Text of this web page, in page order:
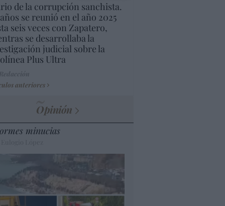
de la corrupción sanchista.
se reunió en el año 2025
seis veces con Zapatero,
se desarrollaba la
judicial sobre la
Plus Ultra
anteriores
Opinión
minucias